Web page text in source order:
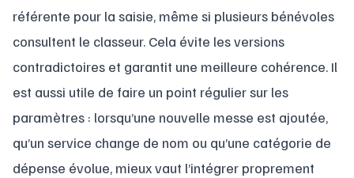
référente pour la saisie, même si plusieurs bénévoles
consultent le classeur. Cela évite les versions
contradictoires et garantit une meilleure cohérence. Il
est aussi utile de faire un point régulier sur les
paramètres : lorsqu’une nouvelle messe est ajoutée,
qu’un service change de nom ou qu’une catégorie de
dépense évolue, mieux vaut l’intégrer proprement